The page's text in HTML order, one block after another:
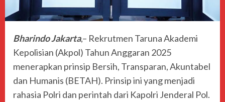
Bharindo Jakarta,– Rekrutmen Taruna Akademi
Kepolisian (Akpol) Tahun Anggaran 2025
menerapkan prinsip Bersih, Transparan, Akuntabel
dan Humanis (BETAH). Prinsip ini yang menjadi
rahasia Polri dan perintah dari Kapolri Jenderal Pol.